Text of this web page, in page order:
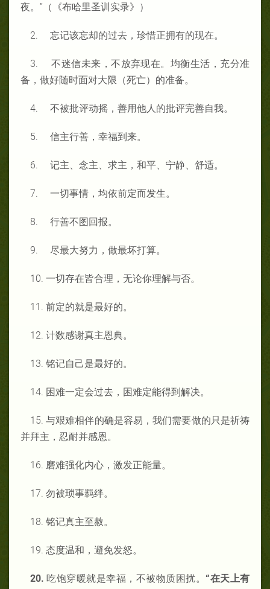
夜。”（《布哈里圣训实录》）
2. 忘记该忘却的过去，珍惜正拥有的现在。
3. 不迷信未来，不放弃现在。均衡生活，充分准
备，做好随时面对大限（死亡）的准备。
4. 不被批评动摇，善用他人的批评完善自我。
5. 信主行善，幸福到来。
6. 记主、念主、求主，和平、宁静、舒适。
7. 一切事情，均依前定而发生。
8. 行善不图回报。
9. 尽最大努力，做最坏打算。
10. 一切存在皆合理，无论你理解与否。
11. 前定的就是最好的。
12. 计数感谢真主恩典。
13. 铭记自己是最好的。
14. 困难一定会过去，困难定能得到解决。
15. 与艰难相伴的确是容易，我们需要做的只是祈祷
并拜主，忍耐并感恩。
16. 磨难强化内心，激发正能量。
17. 勿被琐事羁绊。
18. 铭记真主至赦。
19. 态度温和，避免发怒。
20.吃饱穿暖就是幸福，不被物质困扰。 “在天上有